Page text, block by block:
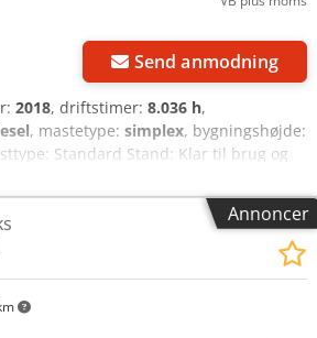
Send anmodning
2018, driftstimer: 8.036 h,
, mastetype: simplex, bygningshøjde:
Standard Stand: Klar til brug og
3. ventil, 4. ventil, varmeapparat,
Annoncer